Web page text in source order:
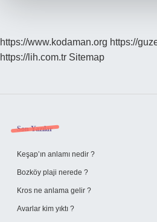
https://www.kodaman.org https://
https://lih.com.tr Sitemap
Sidebar
Son Yazılar
Keşap’ın anlamı nedir ?
Bozköy plaji nerede ?
Kros ne anlama gelir ?
Avarlar kim yıktı ?